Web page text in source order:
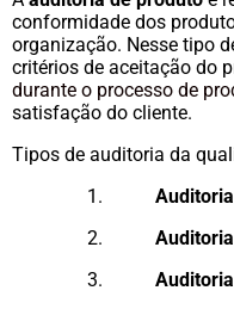
conformidade dos
organização. Nesse tipo
critérios de aceitação do
durante o processo de
satisfação do cliente.
Tipos de auditoria da